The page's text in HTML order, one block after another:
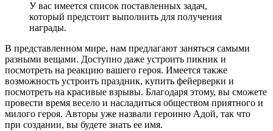
У вас имеется список поставленных задач,
который предстоит выполнить для получения
награды.
В представленном мире, нам предлагают заняться самыми
разными вещами. Доступно даже устроить пикник и
посмотреть на реакцию вашего героя. Имеется также
возможность устроить праздник, купить фейерверки и
посмотреть на красивые взрывы. Благодаря этому, вы сможете
провести время весело и насладиться обществом приятного и
милого героя. Авторы уже назвали героиню Адой, так что
при создании, вы будете знать ее имя.